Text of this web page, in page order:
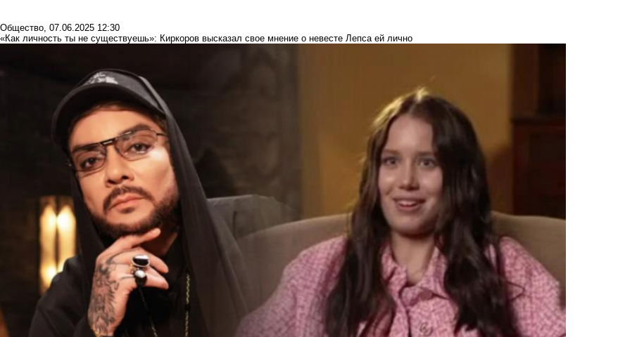
Общество, 07.06.2025 12:30
«Как личность ты не существуешь»: Киркоров высказал свое мнение о невесте Лепса ей лично